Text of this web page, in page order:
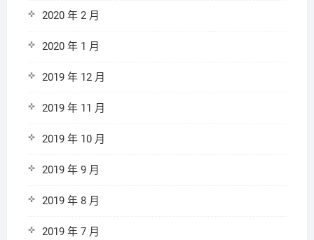
2020 年 2 月
2020 年 1 月
2019 年 12 月
2019 年 11 月
2019 年 10 月
2019 年 9 月
2019 年 8 月
2019 年 7 月